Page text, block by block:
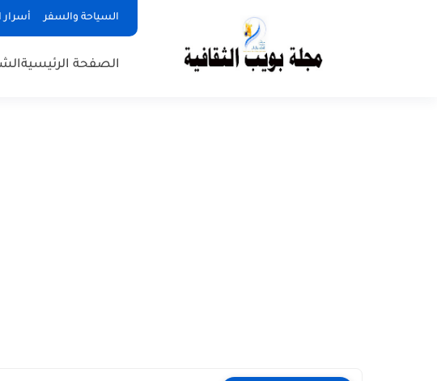
السياحة والسفر أسرار
الصفحة الرئيسية